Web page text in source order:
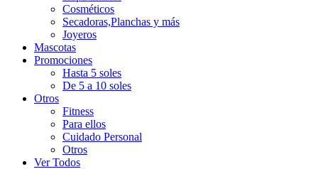
Cosméticos
Secadoras,Planchas y más
Joyeros
Mascotas
Promociones
Hasta 5 soles
De 5 a 10 soles
Otros
Fitness
Para ellos
Cuidado Personal
Otros
Ver Todos